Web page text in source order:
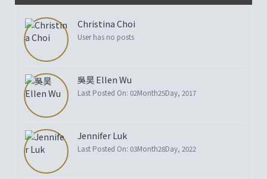
Christina Choi
User has no posts
吳昊 Ellen Wu
Last Posted On: 02Month25Day, 2017
Jennifer Luk
Last Posted On: 03Month28Day, 2022